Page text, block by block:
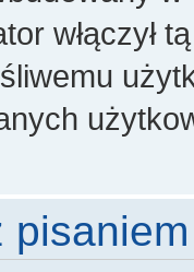
włączył
pisaniem